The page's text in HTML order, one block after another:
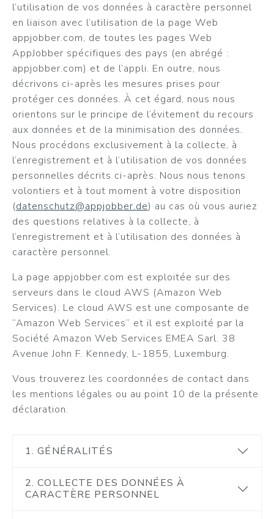
l’utilisation de vos données à caractère personnel
en liaison avec l’utilisation de la page Web
appjobber.com, de toutes les pages Web
AppJobber spécifiques des pays (en abrégé :
appjobber.com) et de l’appli. En outre, nous
décrivons ci-après les mesures prises pour
protéger ces données. À cet égard, nous nous
orientons sur le principe de l’évitement du recours
aux données et de la minimisation des données.
Nous procédons exclusivement à la collecte, à
l’enregistrement et à l’utilisation de vos données
personnelles décrits ci-après. Nous nous tenons
volontiers et à tout moment à votre disposition
(datenschutz@appjobber.de) au cas où vous auriez
des questions relatives à la collecte, à
l’enregistrement et à l’utilisation des données à
caractère personnel.
La page appjobber.com est exploitée sur des
serveurs dans le cloud AWS (Amazon Web
Services). Le cloud AWS est une composante de
“Amazon Web Services” et il est exploité par la
Société Amazon Web Services EMEA Sarl. 38
Avenue John F. Kennedy, L-1855, Luxemburg.
Vous trouverez les coordonnées de contact dans
les mentions légales ou au point 10 de la présente
déclaration.
1. GÉNÉRALITÉS
2. COLLECTE DES DONNÉES À
CARACTÈRE PERSONNEL